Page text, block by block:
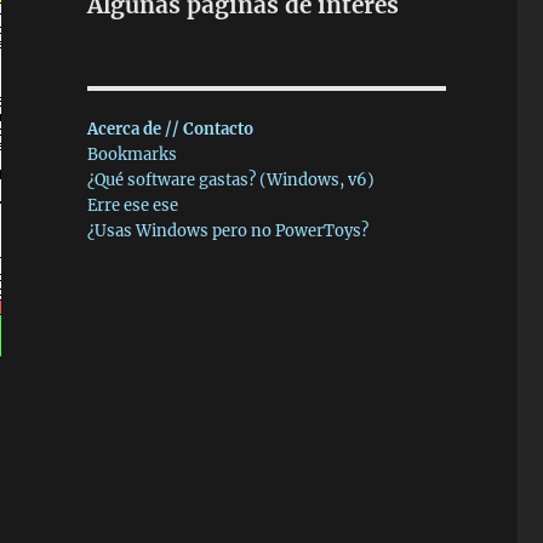
Acerca de // Contacto
Bookmarks
¿Qué software gastas? (Windows, v6)
Erre ese ese
¿Usas Windows pero no PowerToys?